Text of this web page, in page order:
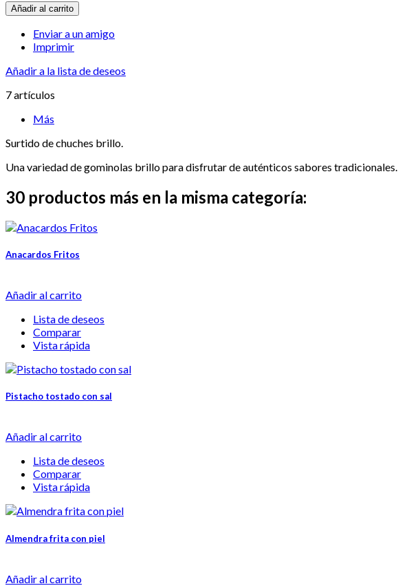
Añadir al carrito
Enviar a un amigo
Imprimir
Añadir a la lista de deseos
7artículos
Más
Surtido de chuches brillo.
Una variedad de gominolas brillo para disfrutar de auténticos sabores tradicionales.
30 productos más en la misma categoría:
Anacardos Fritos
Añadir al carrito
Lista de deseos
Comparar
Vista rápida
Pistacho tostado con sal
Añadir al carrito
Lista de deseos
Comparar
Vista rápida
Almendra frita con piel
Añadir al carrito